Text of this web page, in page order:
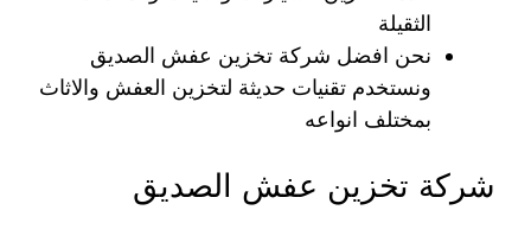
الثقيلة
نحن افضل شركة تخزين عفش الصديق
ونستخدم تقنيات حديثة لتخزين العفش والاثاث
بمختلف انواعه
شركة تخزين عفش الصديق